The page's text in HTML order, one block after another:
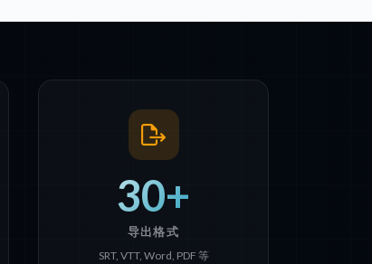
30+
导出格式
SRT, VTT, Word, PDF 等